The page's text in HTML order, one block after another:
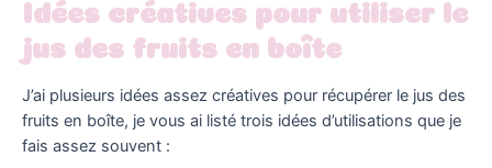
Idées créatives pour utiliser le
jus des fruits en boîte
J’ai plusieurs idées assez créatives pour récupérer le jus des
fruits en boîte, je vous ai listé trois idées d’utilisations que je
fais assez souvent :